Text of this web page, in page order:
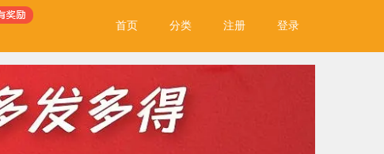
首页 分类 注册 登录